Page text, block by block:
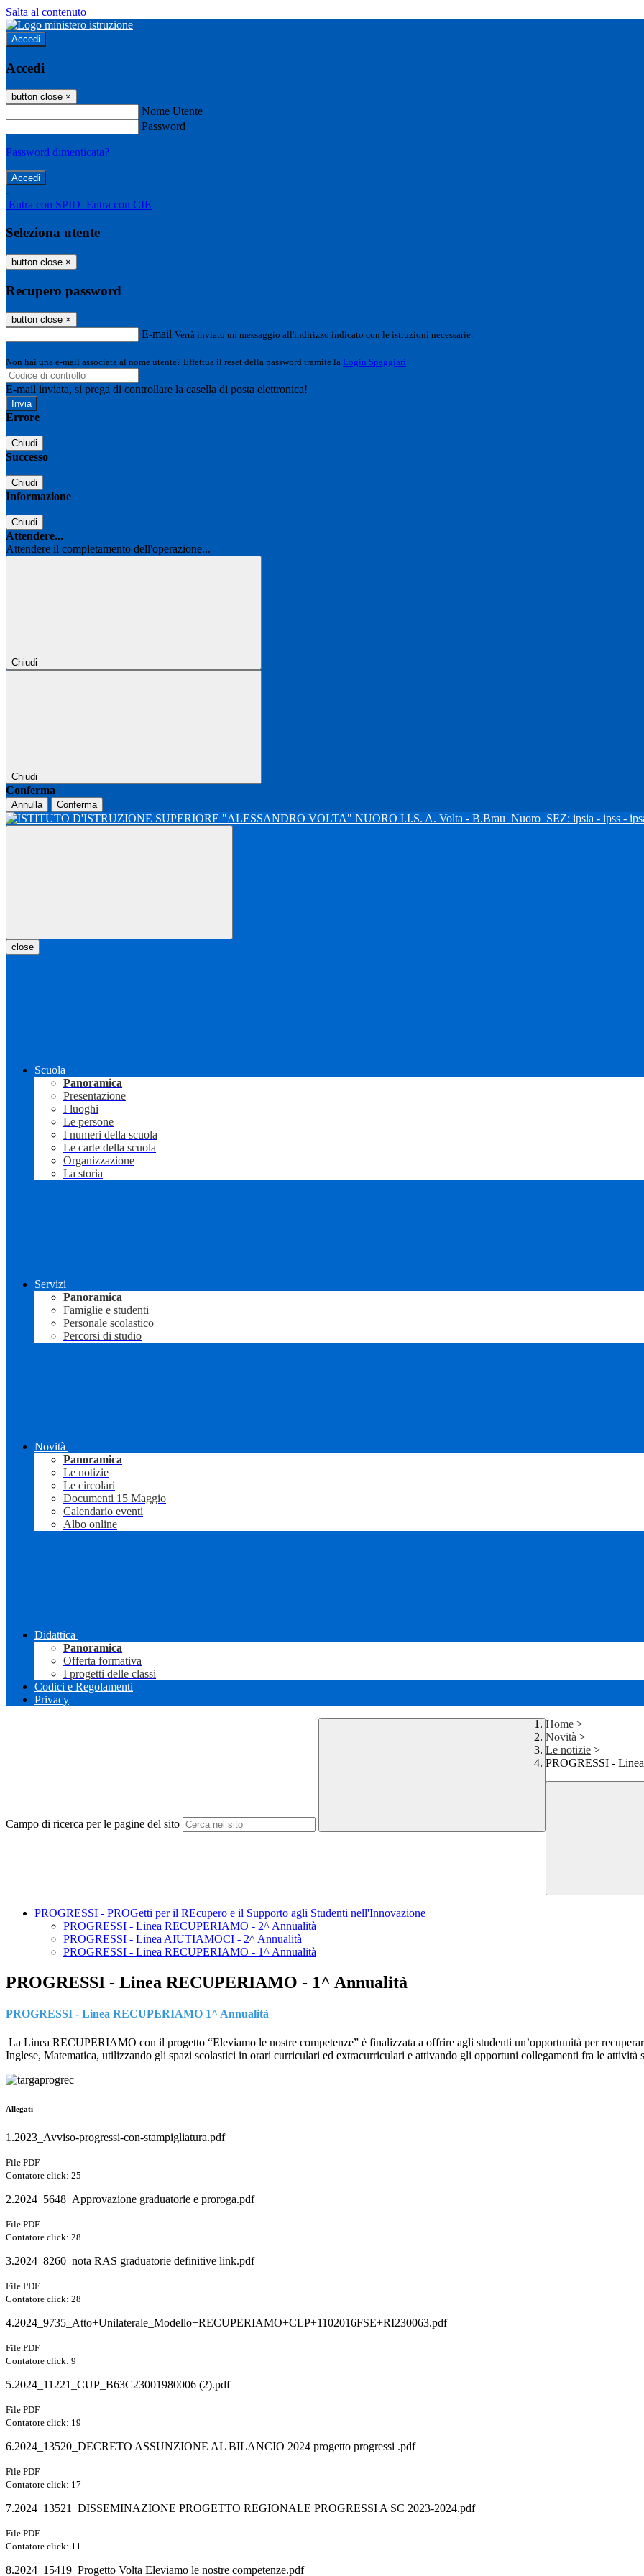
Salta al contenuto
Accedi
Accedi
button close ×
Nome Utente
Password
Password dimenticata?
-
Entra con SPID Entra con CIE
Seleziona utente
button close ×
Recupero password
button close ×
E-mail Verrà inviato un messaggio all'indirizzo indicato con le istruzioni necessarie.
Non hai una e-mail associata al nome utente? Effettua il reset della password tramite la Login Spaggiari
E-mail inviata, si prega di controllare la casella di posta elettronica!
Errore
Chiudi
Successo
Chiudi
Informazione
Chiudi
Attendere...
Attendere il completamento dell'operazione...
Chiudi
Chiudi
Conferma
Annulla Conferma
I.I.S. A. Volta - B.Brau Nuoro SEZ: ipsia - ipss -
close
Scuola
Panoramica
Presentazione
I luoghi
Le persone
I numeri della scuola
Le carte della scuola
Organizzazione
La storia
Servizi
Panoramica
Famiglie e studenti
Personale scolastico
Percorsi di studio
Novità
Panoramica
Le notizie
Le circolari
Documenti 15 Maggio
Calendario eventi
Albo online
Didattica
Panoramica
Offerta formativa
I progetti delle classi
Codici e Regolamenti
Privacy
Campo di ricerca per le pagine del sito
Home >
Novità >
Le notizie >
PROGRESSI -
PROGRESSI - PROGetti per il REcupero e il Supporto agli Studenti nell'Innovazione
PROGRESSI - Linea RECUPERIAMO - 2^ Annualità
PROGRESSI - Linea AIUTIAMOCI - 2^ Annualità
PROGRESSI - Linea RECUPERIAMO - 1^ Annualità
PROGRESSI - Linea RECUPERIAMO - 1^ Annualità
PROGRESSI - Linea RECUPERIAMO 1^ Annualità
La Linea RECUPERIAMO con il progetto “Eleviamo le nostre competenze” è finalizzata a offrire agli studenti un’opportunità per
Inglese, Matematica, utilizzando gli spazi scolastici in orari curriculari ed extracurriculari e attivando gli opportuni collegamenti fra le attività
Allegati
1.2023_Avviso-progressi-con-stampigliatura.pdf
File PDF
Contatore click: 25
2.2024_5648_Approvazione graduatorie e proroga.pdf
File PDF
Contatore click: 28
3.2024_8260_nota RAS graduatorie definitive link.pdf
File PDF
Contatore click: 28
4.2024_9735_Atto+Unilaterale_Modello+RECUPERIAMO+CLP+1102016FSE+RI230063.pdf
File PDF
Contatore click: 9
5.2024_11221_CUP_B63C23001980006 (2).pdf
File PDF
Contatore click: 19
6.2024_13520_DECRETO ASSUNZIONE AL BILANCIO 2024 progetto progressi .pdf
File PDF
Contatore click: 17
7.2024_13521_DISSEMINAZIONE PROGETTO REGIONALE PROGRESSI A SC 2023-2024.pdf
File PDF
Contatore click: 11
8.2024_15419_Progetto Volta Eleviamo le nostre competenze.pdf